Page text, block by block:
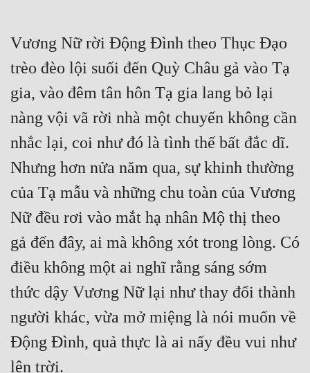
Truyện ngắn
Xa Lộ Dịch
Cung Đấu
Cạnh Kỹ
Cổ Tiên Hiệp
Cổ Đại
Du Hí
Dã Sử
Gia Đấu
Góc Nhìn Nam
Vương Nữ rời Động Đình theo Thục Đạo
trèo đèo lội suối đến Quỳ Châu gả vào Tạ
gia, vào đêm tân hôn Tạ gia lang bỏ lại
nàng vội vã rời nhà một chuyến không cần
nhắc lại, coi như đó là tình thế bất đắc dĩ.
Nhưng hơn nửa năm qua, sự khinh thường
của Tạ mẫu và những chu toàn của Vương
Nữ đều rơi vào mắt hạ nhân Mộ thị theo
gả đến đây, ai mà không xót trong lòng. Có
điều không một ai nghĩ rằng sáng sớm
thức dậy Vương Nữ lại như thay đổi thành
người khác, vừa mở miệng là nói muốn về
Động Đình, quả thực là ai nấy đều vui như
lên trời.